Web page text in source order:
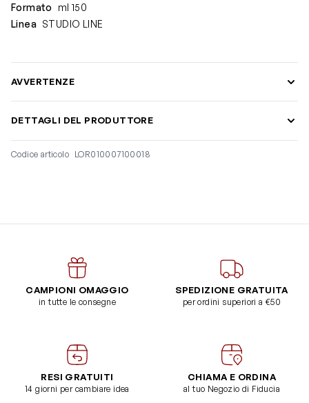
Formato
ml 150
Linea STUDIO LINE
AVVERTENZE
DETTAGLI DEL PRODUTTORE
Codice articolo LOR010007100018
CAMPIONI OMAGGIO
in tutte le consegne
SPEDIZIONE GRATUITA
per ordini superiori a €50
RESI GRATUITI
14 giorni per cambiare idea
CHIAMA E ORDINA
al tuo Negozio di Fiducia